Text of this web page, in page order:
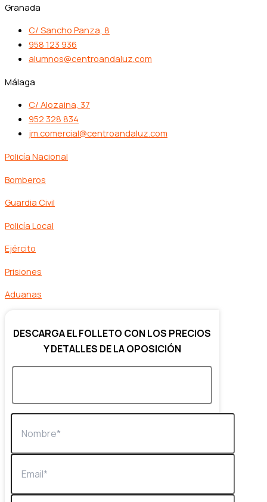
Granada
C/ Sancho Panza, 8
958 123 936
alumnos@centroandaluz.com
Málaga
C/ Alozaina, 37
952 328 834
jm.comercial@centroandaluz.com
Policía Nacional
Bomberos
Guardia Civil
Policía Local
Ejército
Prisiones
Aduanas
DESCARGA EL FOLLETO CON LOS PRECIOS
Y DETALLES DE LA OPOSICIÓN